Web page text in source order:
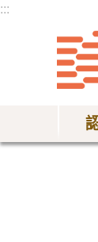
:::